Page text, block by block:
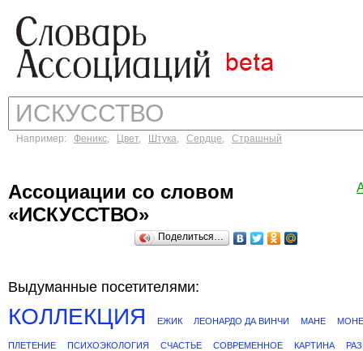
Например: Феникс, Цвет, Штука, Сердце, Страшный
Ассоциации со словом
«ИСКУССТВО»
Поделиться…
Выдуманные посетителями:
КОЛЛЕКЦИЯ ЕЖИК ЛЕОНАРДО ДА ВИНЧИ МАНЕ МОНЕ
ПЛЕТЕНИЕ ПСИХОЭКОЛОГИЯ СЧАСТЬЕ СОВРЕМЕННОЕ КАРТИНА